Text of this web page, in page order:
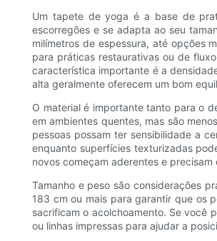
Um tapete de yoga é a base de
escorregões e se adapta ao seu
milímetros de espessura, até opções
para práticas restaurativas ou de
característica importante é a
alta geralmente oferecem um bom
O material é importante tanto para o
em ambientes quentes, mas são
pessoas possam ter sensibilidade a
enquanto superfícies texturizadas
novos começam aderentes e
Tamanho e peso são considerações
183 cm ou mais para garantir que os
sacrificam o acolchoamento. Se você
ou linhas impressas para ajudar a